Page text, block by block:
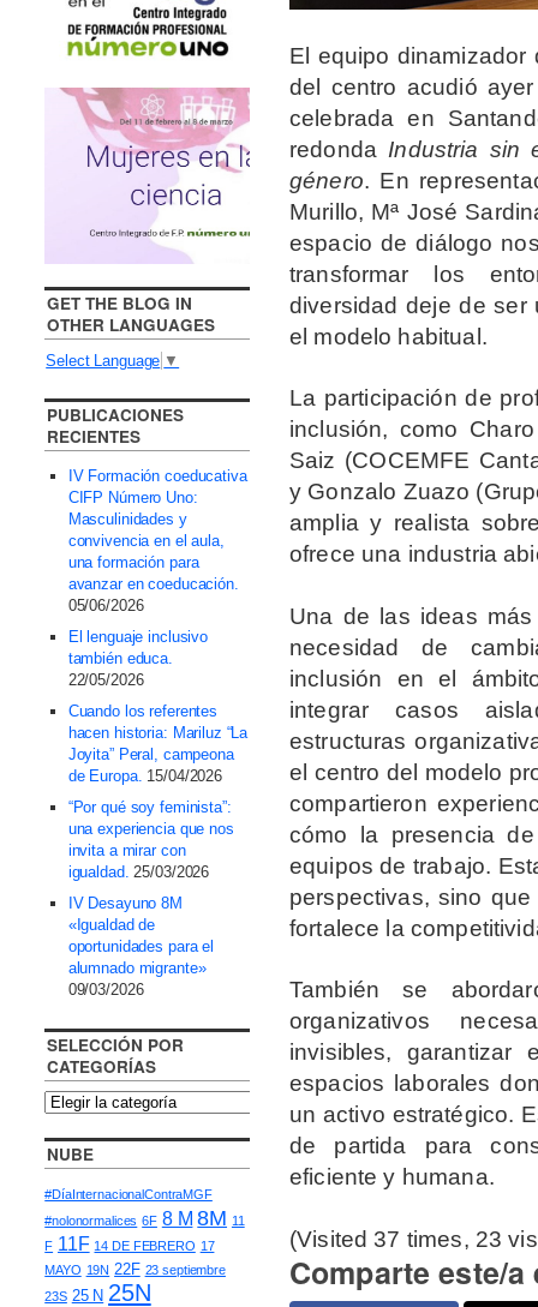
El equipo dinamizador
del centro acudió
celebrada en
redonda Industria sin
género. En
Murillo, Mª José
espacio de diálogo
transformar los
diversidad deje de
el modelo habitual.
La participación de
inclusión, como
Saiz (COCEMFE
y Gonzalo Zuazo
amplia y realista
ofrece una industria
Una de las ideas
necesidad de
inclusión en el
integrar casos
estructuras
el centro del modelo
compartieron
cómo la presencia
equipos de trabajo.
perspectivas, sino
fortalece la
También se
organizativos
invisibles, garantizar
espacios laborales
un activo estratégico.
de partida para
eficiente y humana.
(Visited 37 times, 23
Comparte este/a
GET THE BLOG IN
OTHER LANGUAGES
Select Language ▼
PUBLICACIONES
RECIENTES
IV Formación coeducativa
CIFP Número Uno:
Masculinidades y
convivencia en el aula,
una formación para
avanzar en coeducación.
05/06/2026
El lenguaje inclusivo
también educa.
22/05/2026
Cuando los referentes
hacen historia: Mariluz “La
Joyita” Peral, campeona
de Europa. 15/04/2026
“Por qué soy feminista”:
una experiencia que nos
invita a mirar con
igualdad. 25/03/2026
IV Desayuno 8M
«Igualdad de
oportunidades para el
alumnado migrante»
09/03/2026
SELECCIÓN POR
CATEGORÍAS
NUBE
#DíaInternacionalContraMGF
#nolonormalices 6F 8 M 8M 11
F 11F 14 DE FEBRERO 17
MAYO 19N 22F 23 septiembre
23S 25 N 25N